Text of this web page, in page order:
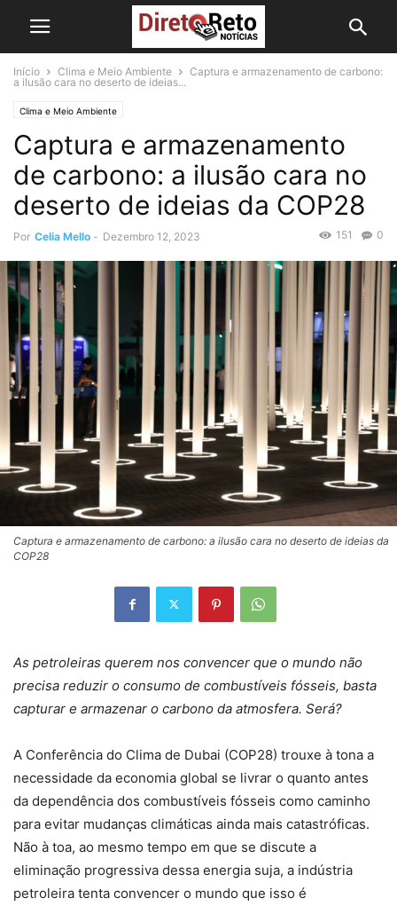
Início Clima e Meio Ambiente
Captura e armazenamento de carbono:
a ilusão cara no deserto de ideias...
Clima e Meio Ambiente
Captura e armazenamento
de carbono: a ilusão cara no
deserto de ideias da COP28
Por Celia Mello - Dezembro 12, 2023 0
151
Captura e armazenamento de carbono: a ilusão cara no deserto de ideias da
COP28
As petroleiras querem nos convencer que o mundo não
precisa reduzir o consumo de combustíveis fósseis, basta
capturar e armazenar o carbono da atmosfera. Será?
A Conferência do Clima de Dubai (COP28) trouxe à tona a
necessidade da economia global se livrar o quanto antes
da dependência dos combustíveis fósseis como caminho
para evitar mudanças climáticas ainda mais catastróficas.
Não à toa, ao mesmo tempo em que se discute a
eliminação progressiva dessa energia suja, a indústria
petroleira tenta convencer o mundo que isso é